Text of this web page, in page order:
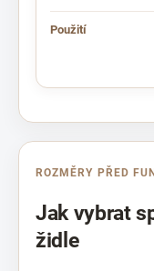
ROZMĚRY PŘED
Jak vybrat
židle